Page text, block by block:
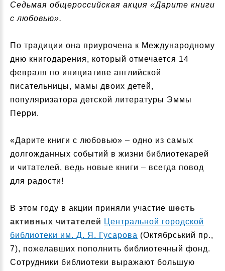
Седьмая общероссийская акция «Дарите книги
с любовью».
По традиции она приурочена к Международному
дню книгодарения, который отмечается 14
февраля по инициативе английской
писательницы, мамы двоих детей,
популяризатора детской литературы Эммы
Перри.
«Дарите книги с любовью» – одно из самых
долгожданных событий в жизни библиотекарей
и читателей, ведь новые книги – всегда повод
для радости!
В этом году в акции приняли участие шесть
активных читателей Центральной городской
библиотеки им. Д. Я. Гусарова (Октябрський пр.,
7), пожелавших пополнить библиотечный фонд.
Сотрудники библиотеки выражают большую